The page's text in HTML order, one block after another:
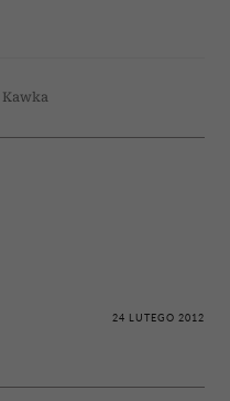
Kawka
24 LUTEGO 2012